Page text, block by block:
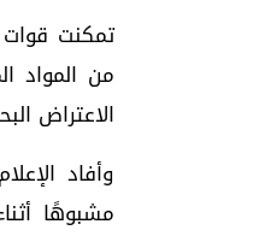
تمكنت قوات
من المواد
الاعتراض
وأفاد
مشبوهًا